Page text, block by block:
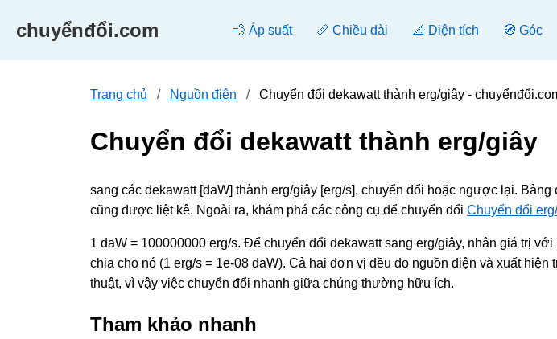
chuyểnđổi.com 💨 Áp suất 📏 Chiều dài 📐 Diện tích 🧭 Góc
Trang chủ Nguồn điện Chuyển đổi dekawatt thành erg/giây -
Chuyển đổi dekawatt thành erg/giây
sang các dekawatt [daW] thành erg/giây [erg/s], chuyển đổi hoặc ngược lại.
cũng được liệt kê. Ngoài ra, khám phá các công cụ để chuyển đổi Chuyển đổi
1 daW = 100000000 erg/s. Để chuyển đổi dekawatt sang erg/giây, nhân giá trị
chia cho nó (1 erg/s = 1e-08 daW). Cả hai đơn vị đều đo nguồn điện và xuất hiện
thuật, vì vậy việc chuyển đổi nhanh giữa chúng thường hữu ích.
Tham khảo nhanh